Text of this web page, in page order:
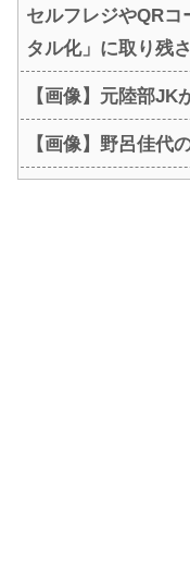
セルフレジやQRコ
タル化」に取り残
【画像】元陸部JK
【画像】野呂佳代